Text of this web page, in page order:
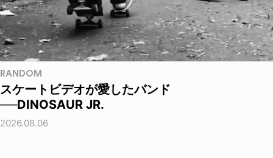
RANDOM
スケートビデオが愛したバンド
──DINOSAUR JR.
2026.08.06